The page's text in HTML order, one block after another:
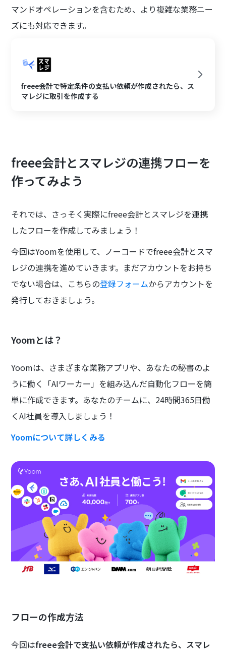
マンドオペレーションを含むため、より複雑な業務ニー
ズにも対応できます。
freee会計で特定条件の支払い依頼が作成されたら、ス
マレジに取引を作成する
freee会計とスマレジの連携フローを
作ってみよう
それでは、さっそく実際にfreee会計とスマレジを連携
したフローを作成してみましょう！
今回はYoomを使用して、ノーコードでfreee会計とスマ
レジの連携を進めていきます。まだアカウントをお持ち
でない場合は、こちらの登録フォームからアカウントを
発行しておきましょう。
Yoomとは？
Yoomは、さまざまな業務アプリや、あなたの秘書のよ
うに働く「AIワーカー」を組み込んだ自動化フローを簡
単に作成できます。あなたのチームに、24時間365日働
くAI社員を導入しましょう！
Yoomについて詳しくみる
フローの作成方法
今回はfreee会計で支払い依頼が作成されたら、スマレ